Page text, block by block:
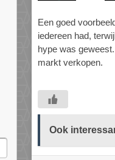
Een goed
iedereen had,
hype was
markt verkopen.
Ook